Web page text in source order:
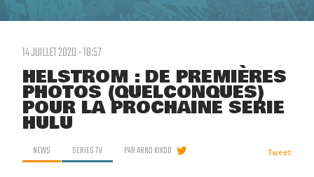
14 JUILLET 2020 - 18:57
HELSTROM : DE PREMIÈRES
PHOTOS (QUELCONQUES)
POUR LA PROCHAINE SÉRIE
HULU
NEWS SERIES TV PARARNO KIKOO Tweet